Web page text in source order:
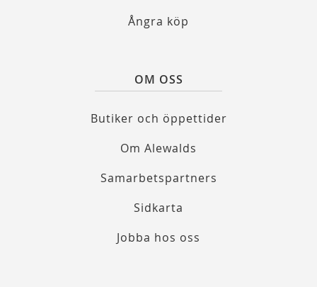
Ångra köp
OM OSS
Butiker och öppettider
Om Alewalds
Samarbetspartners
Sidkarta
Jobba hos oss